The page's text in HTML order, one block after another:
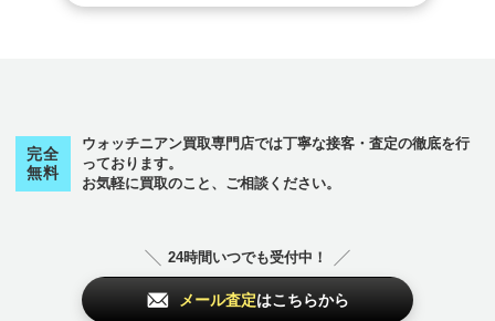
完全
無料
ウォッチニアン買取専門店では丁寧な接客・査定の徹底を行
っております。
お気軽に買取のこと、ご相談ください。
24時間いつでも受付中！
メール査定はこちらから